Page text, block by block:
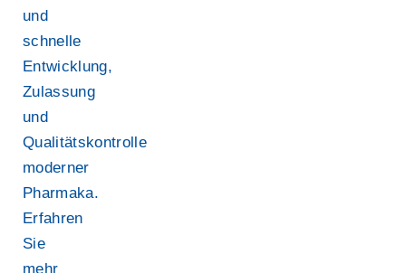
und
schnelle
Entwicklung,
Zulassung
und
Qualitätskontrolle
moderner
Pharmaka.
Erfahren
Sie
mehr